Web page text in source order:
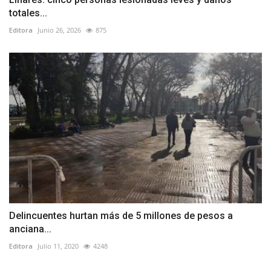
totales...
Editora Junio 26, 2026 875
Delincuentes hurtan más de 5 millones de pesos a
anciana...
Editora Julio 11, 2020 4248